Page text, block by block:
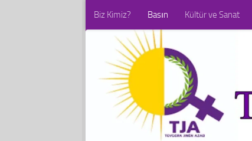
Skip to content
Biz Kimiz? Basın Kültür ve Sanat